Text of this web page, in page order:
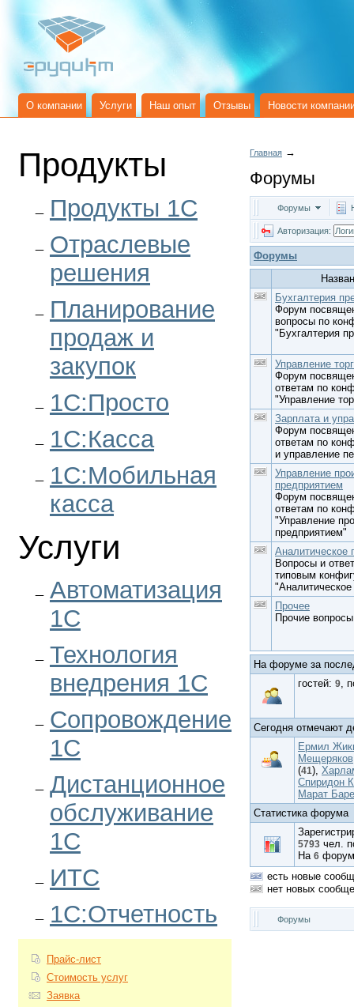
О компании Услуги Наш опыт Отзывы Новости
Продукты
Продукты 1C
Отраслевые
решения
Планирование
продаж и
закупок
1С:Просто
1С:Касса
1С:Мобильная
касса
Услуги
Автоматизация
1С
Технология
внедрения 1С
Сопровождение
1С
Дистанционное
обслуживание
1С
ИТС
1С:Отчетность
Прайс-лист
Стоимость услуг
Заявка
Главная →
Форумы
Форумы
Авторизация:
Форумы
Бухгалтерия
Форум
вопросы по
"Бухгалтерия
Управление
Форум
ответам по
"Управление
Зарплата и
Форум
ответам по
и управление
Управление
предприятием
Форум
ответам по
"Управление
предприятием"
Аналитическое
Вопросы и
типовым
Прочее
Прочие
На форуме за
гостей: 9,
Сегодня отмечают
Ермил
Мещеряков
(41),
Спиридон
Марат
Статистика форума
5793 чел.
На 6
есть новые
нет новых
Форумы